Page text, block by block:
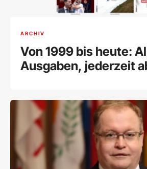
ARCHIV
Von 1999 bis heute:
Ausgaben, jederzeit